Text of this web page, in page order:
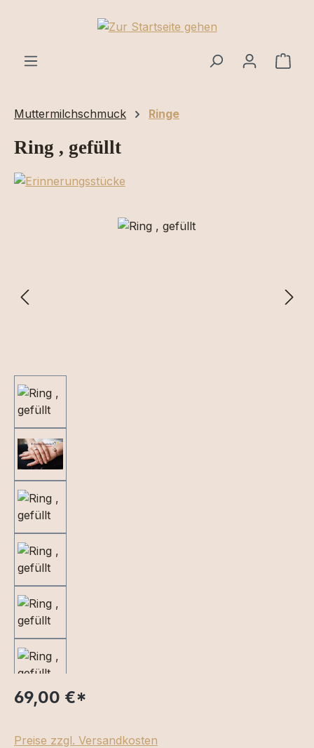
Zum Hauptinhalt springen
Muttermilchschmuck Ringe
Ring , gefüllt
Bildergalerie überspringen
69,00 €*
Preise zzgl. Versandkosten